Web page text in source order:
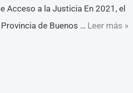
Acceso a la Justicia En 2021, el
de Buenos … Leer más »